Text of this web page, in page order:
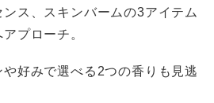
ス、スキンバームの3アイテム
プローチ。
好みで選べる2つの香りも見逃